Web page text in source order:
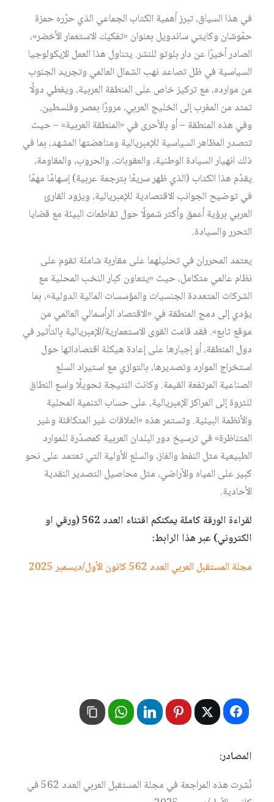
في هذا السياق، تبرز أهمية الكتاب الجماعي الذي حرّره حمزة
حمّوشان وكايتي ساندويل بعنوان «تفكيك الاستعمار الأخضر»،
الصادر أخيرًا عن دار بلوتو للنشر. يتناول هذا العمل الإيكولوجيا
السياسية في ظل تصاعد نهب الشمال العالمي وتجريد الجنوب
من موارده، مع تركيز خاص على المنطقة العربية، ويغطي دولًا
تمتد من المغرب إلى الخليج العربي، مرورًا بمصر وفلسطين.
وفي هذه المنطقة – أو بالأحرى في «المنطقة العربية» – حيث
تتصدر المظاهر السياسية للإمبريالية ومناهضتها المشهد، بما في
ذلك انهيار السيادة الوطنية، والعقوبات، والحروب، والمقاومة،
يقدّم هذا الكتاب (الذي ظهر سريعًا بترجمة عربية) إسهامًا مهمًا
في توضيح الجوانب الاقتصادية للإمبريالية، ويزود القارئ
العربي برؤية أعمق وأكثر شمولًا حول تقاطعات البيئة مع قضايا
التحرر والسيادة.
يعتمد المحرران في تحليلهما على مقاربة شاملة تقوم على
نظام عالمي متكامل، حيث «يتعاون كبار النخب المحلية مع
الشركات المتعددة الجنسيات والمؤسسات المالية الدولية»، بما
يؤدي إلى دمج المنطقة في «الاقتصاد الرأسمالي العالمي من
موقع تابع». فقد قامت القوى الاستعمارية/الإمبريالية بالتأثير في
دول المنطقة، أو إجبارها على إعادة هيكلة اقتصاداتها حول
استخراج الموارد وتصديرها، بالتوازي مع استيراد السلع
الصناعية المرتفعة القيمة. وكانت النتيجة تحويلًا واسع النطاق
للثروة إلى المراكز الإمبريالية، على حساب التنمية المحلية
والأنظمة البيئية. وتستمر هذه «العلاقات غير المتكافئة وغير
المتناظرة» في ترسيخ دور البلدان العربية كمصدّرة للموارد
الطبيعية مثل النفط والغاز، والسلع الأولية التي تعتمد على نحو
كبير على المياه والأراضي، مثل محاصيل التصدير النقدية
الأحادية.
لقراءة الورقة كاملة يمكنكم اقتناء العدد 562 (ورقي او
الكتروني) عبر هذا الرابط:
مجلة المستقبل العربي العدد 562 كانون الأول/ديسمبر 2025
المصادر:
نُشرت هذه المراجعة في مجلة المستقبل العربي العدد 562 في